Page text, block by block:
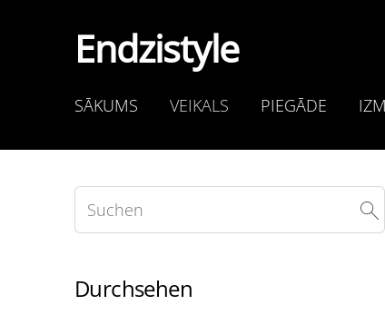
Endzistyle
SĀKUMS VEIKALS PIEGĀDE
Durchsehen